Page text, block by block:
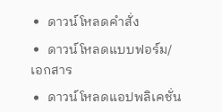
ดาวน์โหลดคำสั่ง
ดาวน์โหลดแบบฟอร์ม/
เอกสาร
ดาวน์โหลดแอปพลิเคชั่น